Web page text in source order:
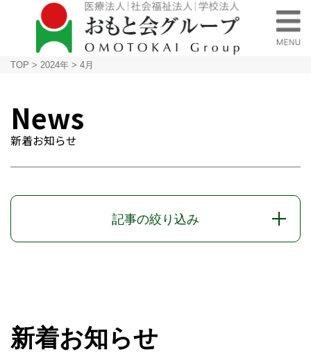
TOP > 2024年 > 4月
News
新着お知らせ
記事の絞り込み
新着お知らせ